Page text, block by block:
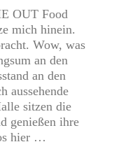
OUT Food
mich hinein.
Wow, was
an den
an den
aussehende
sitzen die
genießen ihre
hier …